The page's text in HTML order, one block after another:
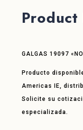
GALGAS 19097
Producto
Americas IE,
Solicite su
especializada.